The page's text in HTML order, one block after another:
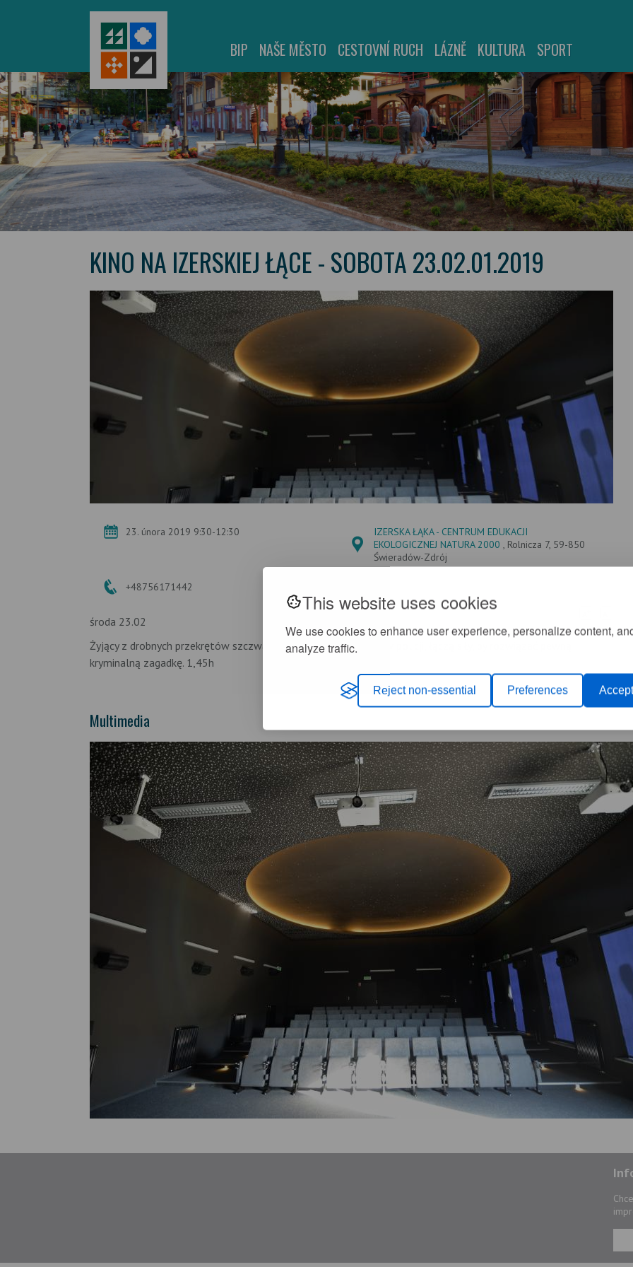
This website uses cookies
We use cookies to enhance user experience, personalize content,
analyze traffic.
Reject non-essential Preferences
BIP NAŠE MĚSTO CESTOVNÍ RUCH LÁZNĚ KULTURA SPORT
KINO NA IZERSKIEJ ŁĄCE - SOBOTA 23.02.01.2019
23. února 2019 9:30-12:30
IZERSKA ŁĄKA - CENTRUM EDUKACJI
EKOLOGICZNEJ NATURA 2000 , Rolnicza 7, 59-850
Świeradów-Zdrój
+48756171442
środa 23.02
Żyjący z drobnych przekrętów szczwany lis i królik zatrudniony w policji, łączą siły, by rozwiązać pewną
kryminalną zagadkę. 1,45h
Multimedia